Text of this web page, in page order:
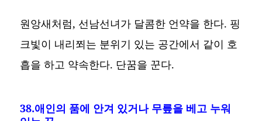
원앙새처럼, 선남선녀가 달콤한 언약을 한다. 핑
크빛이 내리쬐는 분위기 있는 공간에서 같이 호
흡을 하고 약속한다. 단꿈을 꾼다.
38.애인의 품에 안겨 있거나 무릎을 베고 누워